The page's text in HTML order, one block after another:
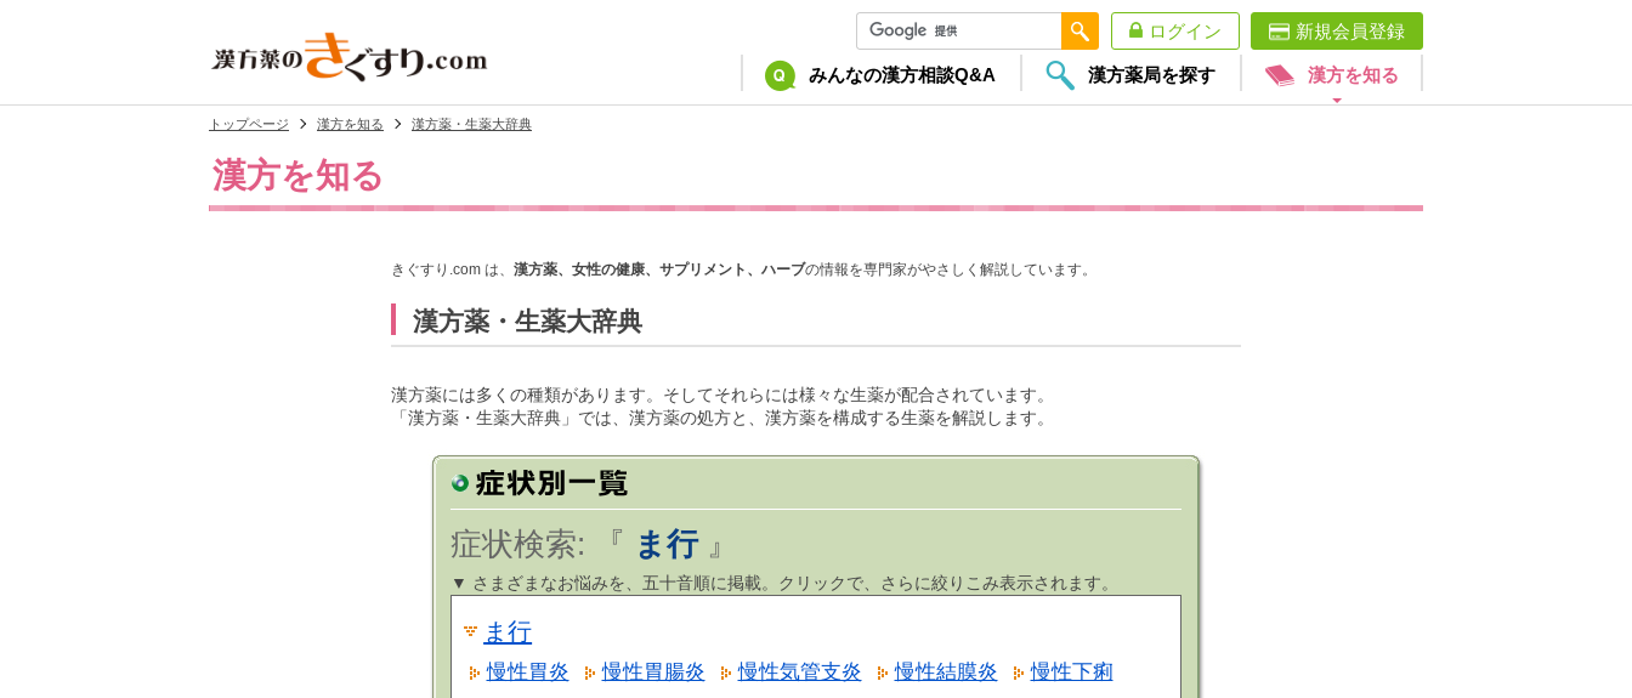
みんなの漢方相談Q&A 漢方薬局を探す 漢方を知る
ログイン 新規会員登録
トップページ 漢方を知る 漢方薬・生薬大辞典
漢方を知る
きぐすり.com は、 漢方薬、女性の健康、サプリメント、ハーブの情報を専門家がやさしく解説しています。
漢方薬・生薬大辞典
漢方薬には多くの種類があります。そしてそれらには様々な生薬が配合されています。
「漢方薬・生薬大辞典」では、漢方薬の処方と、漢方薬を構成する生薬を解説します。
症状検索: 『 ま行』
▼ さまざまなお悩みを、五十音順に掲載。クリックで、さらに絞りこみ表示されます。
ま行
慢性胃炎 慢性胃腸炎 慢性気管支炎 慢性結膜炎
慢性下痢